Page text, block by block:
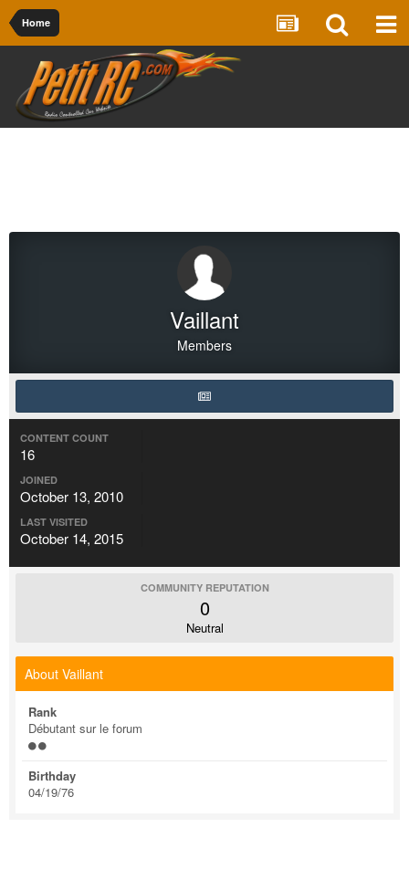
Home
Vaillant
Members
CONTENT COUNT
16
JOINED
October 13, 2010
LAST VISITED
October 14, 2015
COMMUNITY REPUTATION
0
Neutral
About Vaillant
Rank
Débutant sur le forum
Birthday
04/19/76